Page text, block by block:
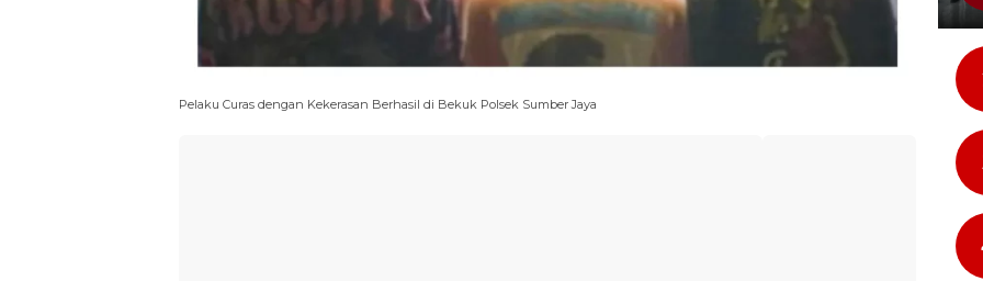
Pelaku Curas dengan Kekerasan Berhasil di Bekuk Polsek Sumber Jaya